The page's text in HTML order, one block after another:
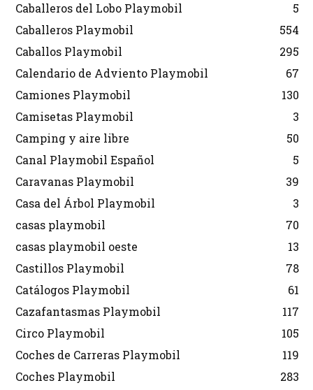
Caballeros del Lobo Playmobil
5
Caballeros Playmobil
554
Caballos Playmobil
295
Calendario de Adviento Playmobil
67
Camiones Playmobil
130
Camisetas Playmobil
3
Camping y aire libre
50
Canal Playmobil Español
5
Caravanas Playmobil
39
Casa del Árbol Playmobil
3
casas playmobil
70
casas playmobil oeste
13
Castillos Playmobil
78
Catálogos Playmobil
61
Cazafantasmas Playmobil
117
Circo Playmobil
105
Coches de Carreras Playmobil
119
Coches Playmobil
283